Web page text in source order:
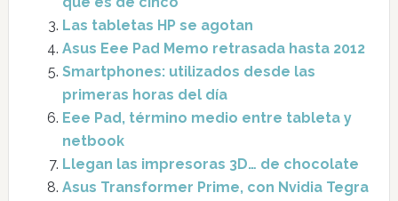
Las tabletas HP se agotan
Asus Eee Pad Memo retrasada hasta 2012
Smartphones: utilizados desde las
primeras horas del día
Eee Pad, término medio entre tableta y
netbook
Llegan las impresoras 3D… de chocolate
Asus Transformer Prime, con Nvidia Tegra